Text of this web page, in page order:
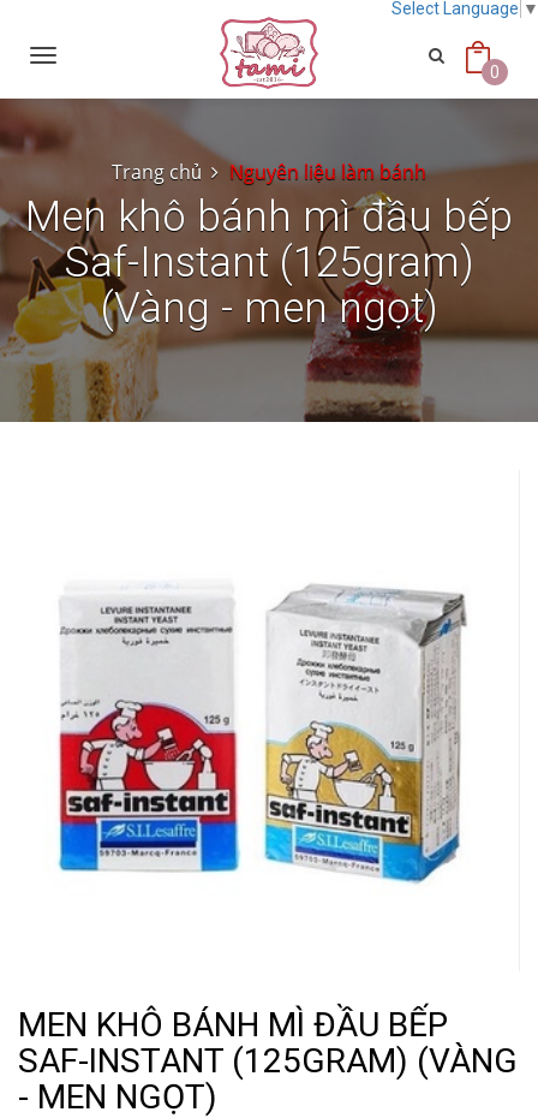
Select Language ▼
0
Toggle
Trang chủ Nguyên liệu làm bánh
Men khô bánh mì đầu bếp
Saf-Instant (125gram)
(Vàng - men ngọt)
MEN KHÔ BÁNH MÌ ĐẦU BẾP
SAF-INSTANT (125GRAM) (VÀNG
- MEN NGỌT)